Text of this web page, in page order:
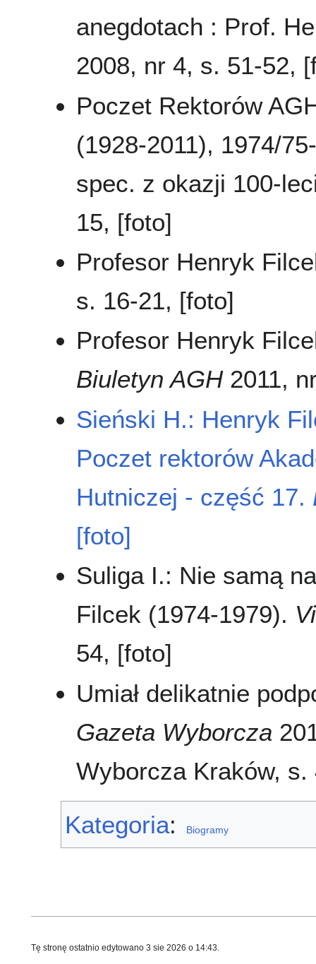
anegdotach : Prof.
2008, nr 4, s. 51-52,
Poczet Rektorów
(1928-2011), 1974/
spec. z okazji 100-
15, [foto]
Profesor Henryk
s. 16-21, [foto]
Profesor Henryk
Biuletyn AGH2011,
Sieński H.: Henryk
Poczet rektorów
Hutniczej - część 17.
[foto]
Suliga I.: Nie samą
Filcek (1974-1979).
54, [foto]
Umiał delikatnie
Gazeta Wyborcza
Wyborcza Kraków, s.
Kategoria: Biogramy
Tę stronę ostatnio edytowano 3 sie 2026 o 14:43.